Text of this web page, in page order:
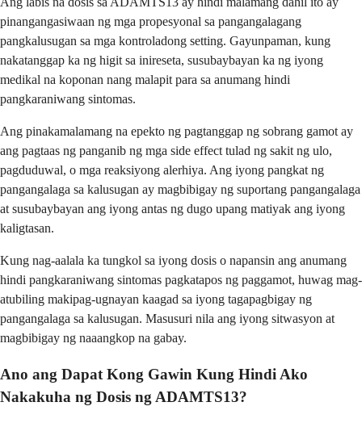
pinangangasiwaan ng mga propesyonal sa pangangalagang
pangkalusugan sa mga kontroladong setting. Gayunpaman, kung
nakatanggap ka ng higit sa inireseta, susubaybayan ka ng iyong
medikal na koponan nang malapit para sa anumang hindi
pangkaraniwang sintomas.
Ang pinakamalamang na epekto ng pagtanggap ng sobrang gamot ay
ang pagtaas ng panganib ng mga side effect tulad ng sakit ng ulo,
pagduduwal, o mga reaksiyong alerhiya. Ang iyong pangkat ng
pangangalaga sa kalusugan ay magbibigay ng suportang pangangalaga
at susubaybayan ang iyong antas ng dugo upang matiyak ang iyong
kaligtasan.
Kung nag-aalala ka tungkol sa iyong dosis o napansin ang anumang
hindi pangkaraniwang sintomas pagkatapos ng paggamot, huwag mag-
atubiling makipag-ugnayan kaagad sa iyong tagapagbigay ng
pangangalaga sa kalusugan. Masusuri nila ang iyong sitwasyon at
magbibigay ng naaangkop na gabay.
Ano ang Dapat Kong Gawin Kung Hindi Ako
Nakakuha ng Dosis ng ADAMTS13?